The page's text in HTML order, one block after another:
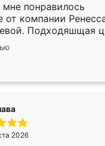
понравилось
от компании
Подходяшщая
изготовления.
Владислав
моему эскизу самый
2026